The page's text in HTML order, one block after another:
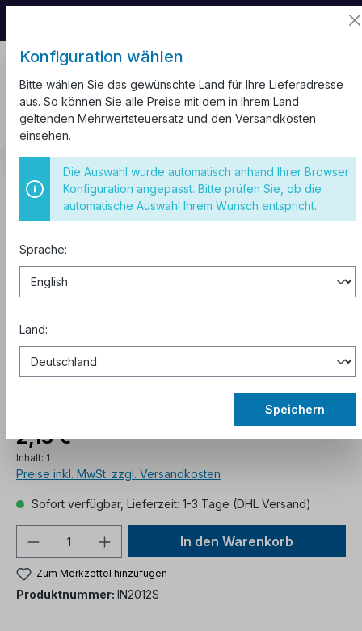
Kabelkanal Weiß Ecken
Eckverbinder 20x12 Außenecke
2,13 €*
Inhalt: 1
Preise inkl. MwSt. zzgl. Versandkosten
Sofort verfügbar, Lieferzeit: 1-3 Tage (DHL Versand)
In den Warenkorb
Zum Merkzettel hinzufügen
Produktnummer: IN2012S
Konfiguration wählen
Bitte wählen Sie das gewünschte Land für Ihre Lieferadresse
aus. So können Sie alle Preise mit dem in Ihrem Land
geltenden Mehrwertsteuersatz und den Versandkosten
einsehen.
Die Auswahl wurde automatisch anhand Ihrer Browser
Konfiguration angepasst. Bitte prüfen Sie, ob die
automatische Auswahl Ihrem Wunsch entspricht.
Sprache:
Land:
Speichern